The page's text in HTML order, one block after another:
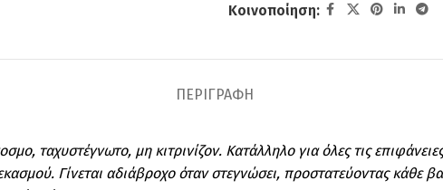
Κοινοποίηση:
ΠΕΡΙΓΡΑΦΉ
ταχυστέγνωτο, μη κιτρινίζον. Κατάλληλο για όλες τις
Γίνεται αδιάβροχο όταν στεγνώσει, προστατεύοντας κάθε